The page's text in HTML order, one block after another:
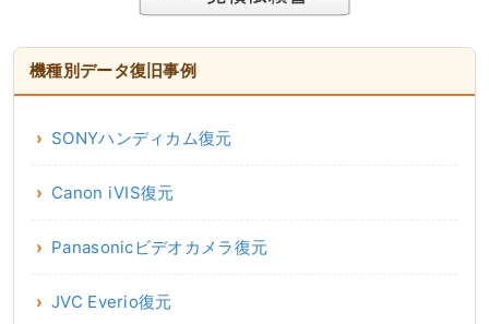
機種別データ復旧事例
SONYハンディカム復元
Canon iVIS復元
Panasonicビデオカメラ復元
JVC Everio復元